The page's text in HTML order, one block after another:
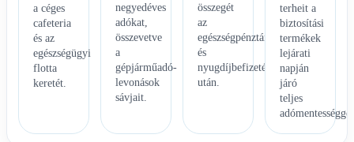
a céges
cafeteria
és az
egészségügyi
flotta
keretét.
negyedéves
adókat,
összevetve
a
gépjárműadó-
levonások
sávjait.
összegét
az
egészségpénztári
és
nyugdíjbefizetéseid
után.
terheit a
biztosítási
termékek
lejárati
napján
járó
teljes